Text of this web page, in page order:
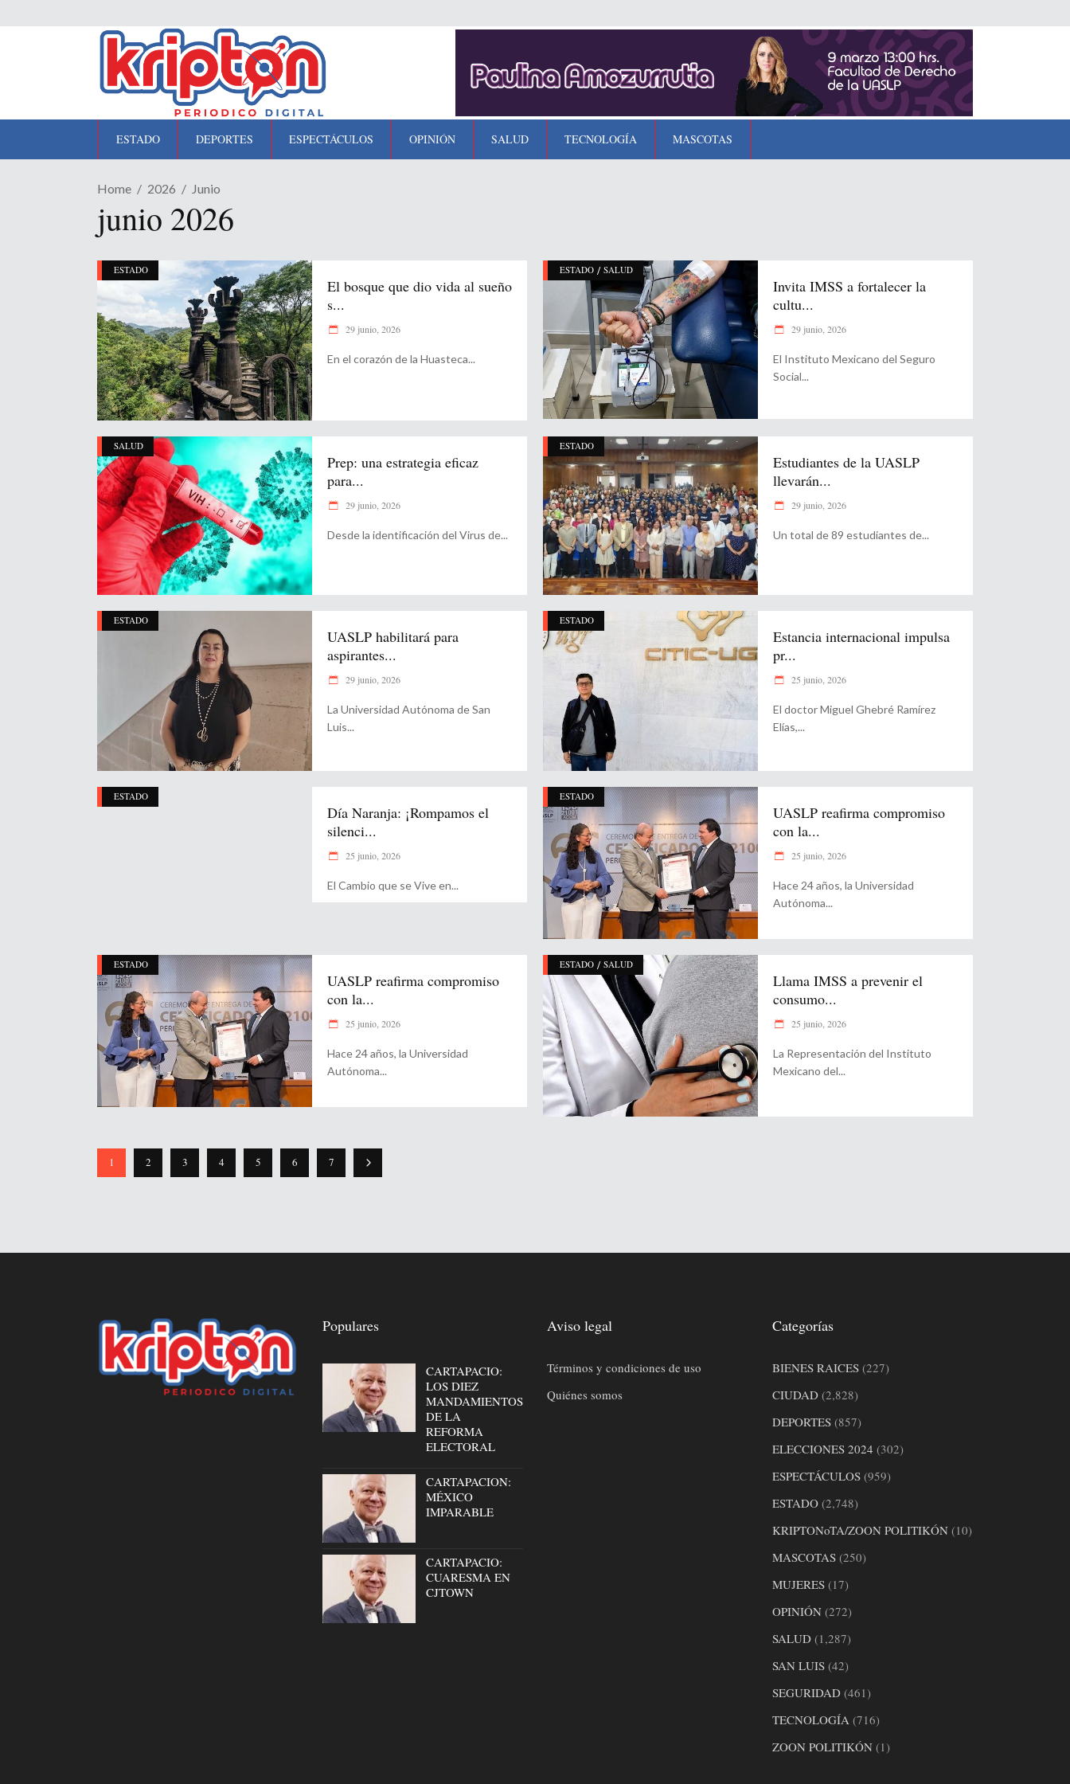
ESTADO DEPORTES ESPECTÁCULOS OPINIÓN SALUD TECNOLOGÍA MASCOTAS
Home 2026 Junio
junio 2026
ESTADO
El bosque que dio vida al sueño
s...
29 junio, 2026
En el corazón de la Huasteca
ESTADO / SALUD
Invita IMSS a fortalecer la
cultu...
29 junio, 2026
El Instituto Mexicano del Seguro
Social
SALUD
Prep: una estrategia eficaz
para...
29 junio, 2026
Desde la identificación del Virus de
ESTADO
Estudiantes de la UASLP
llevarán...
29 junio, 2026
Un total de 89 estudiantes de
ESTADO
UASLP habilitará para
aspirantes...
29 junio, 2026
La Universidad Autónoma de San
Luis
ESTADO
Estancia internacional impulsa
pr...
25 junio, 2026
El doctor Miguel Ghebré Ramírez
Elías,
ESTADO
Día Naranja: ¡Rompamos el
silenci...
25 junio, 2026
El Cambio que se Vive en
ESTADO
UASLP reafirma compromiso
con la...
25 junio, 2026
Hace 24 años, la Universidad
Autónoma
ESTADO
UASLP reafirma compromiso
con la...
25 junio, 2026
Hace 24 años, la Universidad
Autónoma
ESTADO / SALUD
Llama IMSS a prevenir el
consumo...
25 junio, 2026
La Representación del Instituto
Mexicano del
1 2 3 4 5 6 7
Populares
CARTAPACIO:
LOS DIEZ
MANDAMIENTOS
DE LA
REFORMA
ELECTORAL
CARTAPACION:
MÉXICO
IMPARABLE
CARTAPACIO:
CUARESMA EN
CJTOWN
Aviso legal
Términos y condiciones de uso
Quiénes somos
Categorías
BIENES RAICES(227)
CIUDAD(2,828)
DEPORTES(857)
ELECCIONES 2024 (302)
ESPECTÁCULOS(959)
ESTADO(2,748)
KRIPTONoTA/ZOON POLITIKÓN(10)
MASCOTAS(250)
MUJERES(17)
OPINIÓN(272)
SALUD(1,287)
SAN LUIS(42)
SEGURIDAD(461)
TECNOLOGÍA(716)
ZOON POLITIKÓN(1)